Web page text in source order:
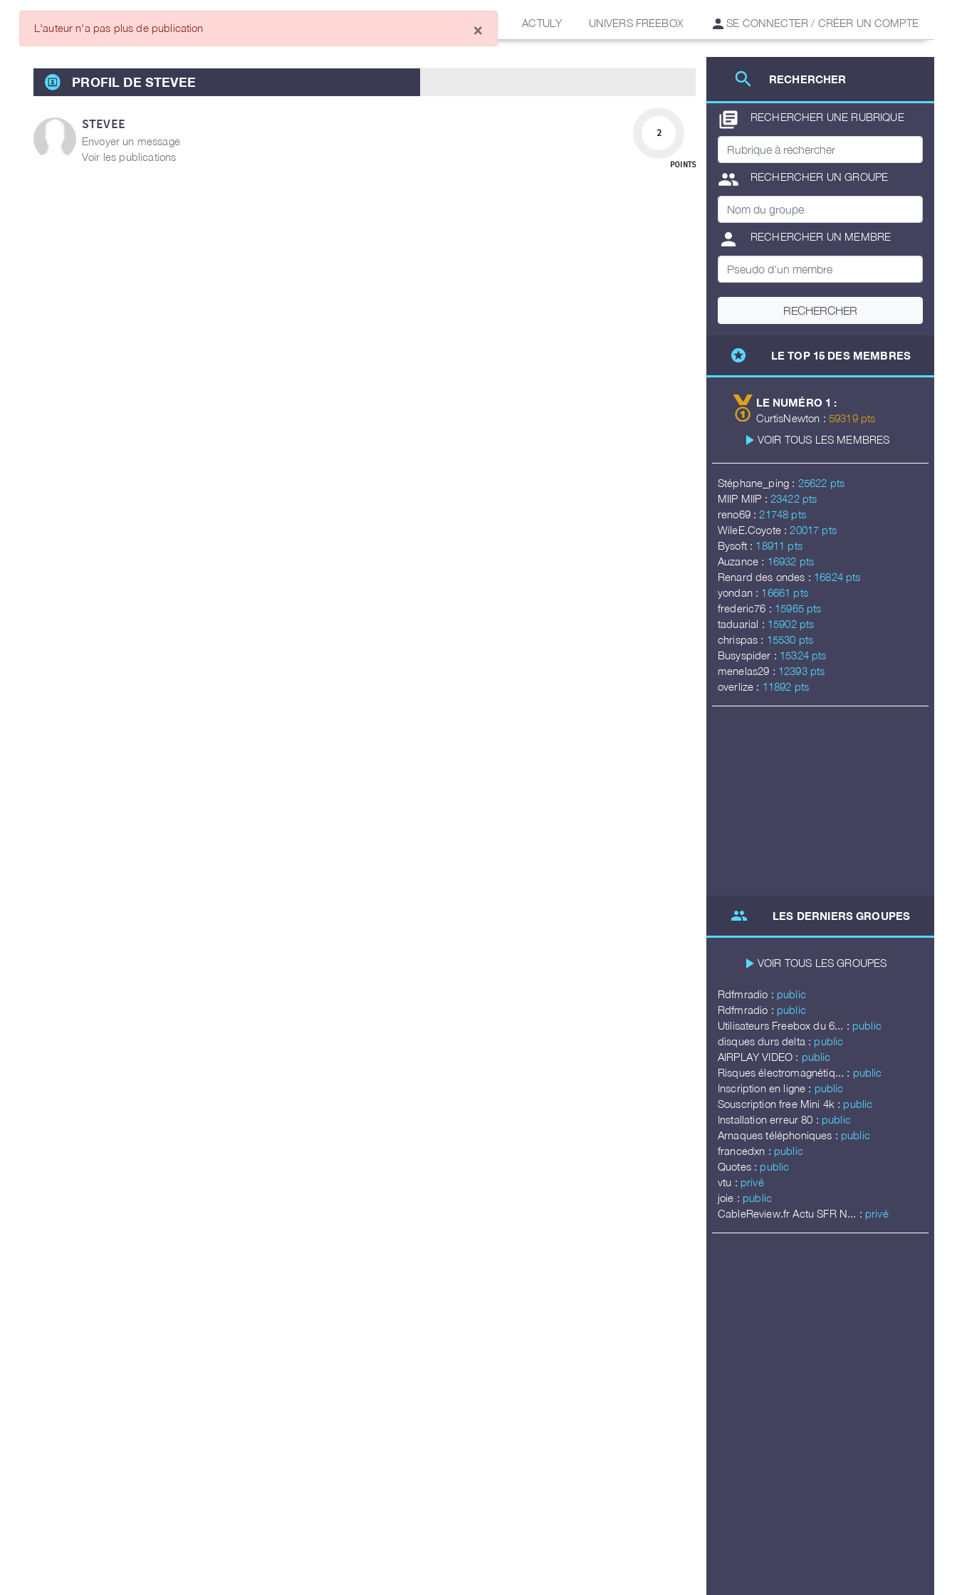
ARTICLES DES MEMBRES ACTULY UNIVERS FREEBOX SE CONNECTER / CRÉER UN COMPTE
search RECHERCHER
library_books RECHERCHER UNE RUBRIQUE
group RECHERCHER UN GROUPE
person RECHERCHER UN MEMBRE
RECHERCHER
stars LE TOP 15 DES MEMBRES
LE NUMÉRO 1 :
CurtisNewton : 59319 pts
play_arrow VOIR TOUS LES MEMBRES
Stéphane_ping : 25622 pts
MIIP MIIP : 23422 pts
reno69 : 21748 pts
WileE.Coyote : 20017 pts
Bysoft : 18911 pts
Auzance : 16932 pts
Renard des ondes : 16824 pts
yondan : 16661 pts
frederic76 : 15965 pts
taduarial : 15902 pts
chrispas : 15530 pts
Busyspider : 15324 pts
menelas29 : 12393 pts
overlize : 11892 pts
group LES DERNIERS GROUPES
play_arrow VOIR TOUS LES GROUPES
Rdfmradio : public
Rdfmradio : public
Utilisateurs Freebox du 6... : public
disques durs delta : public
AIRPLAY VIDEO : public
Risques électromagnétiq... : public
Inscription en ligne : public
Souscription free Mini 4k : public
Installation erreur 80 : public
Arnaques téléphoniques : public
francedxn : public
Quotes : public
vtu : privé
joie : public
CableReview.fr Actu SFR N... : privé
PROFIL DE STEVEE
STEVEE
Envoyer un message
Voir les publications
2
POINTS
L'auteur n'a pas plus de publication ×